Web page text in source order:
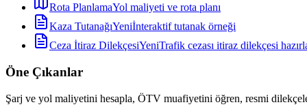
Rota PlanlamaYol maliyeti ve rota planı
Kaza TutanağıYeniİnteraktif tutanak örneği
Ceza İtiraz DilekçesiYeniTrafik cezası itiraz dilekçesi
Öne Çıkanlar
Şarj ve yol maliyetini hesapla, ÖTV muafiyetini öğren, resmi